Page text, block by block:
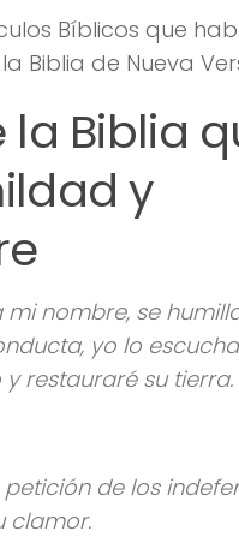
Bíblicos que
Biblia de Nueva
la Biblia
y
mi nombre, se
yo lo
restauraré su tierra.
petición de los
clamor.